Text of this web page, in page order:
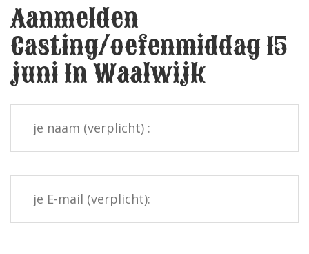
Aanmelden
Casting/oefenmiddag 15
juni In Waalwijk